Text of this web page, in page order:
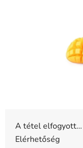
A tétel elfogyott…
Elérhetőség